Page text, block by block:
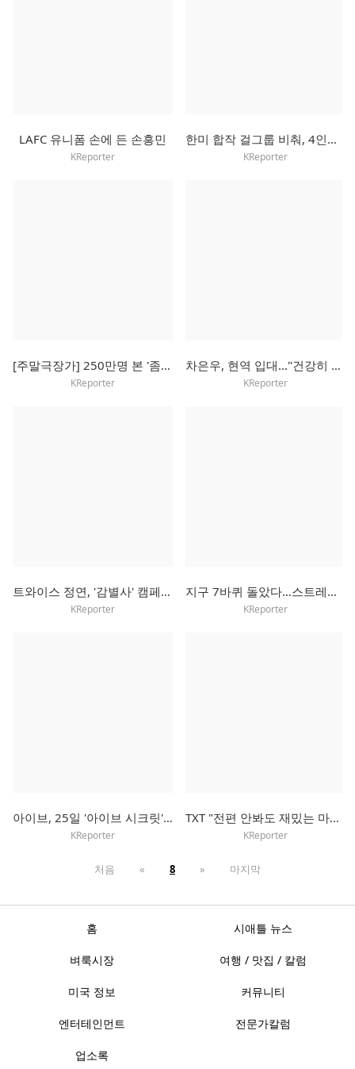
LAFC 유니폼 손에 든 손흥민
KReporter
한미 합작 걸그룹 비춰, 4인조 걸셋으로 새 출발
KReporter
[주말극장가] 250만명 본 '좀비딸', 주말에도 흥행 독주 예고
KReporter
차은우, 현역 입대…"건강히 잘 다녀오겠다"
KReporter
트와이스 정연, '감별사' 캠페인으로 초록우산에 3천만원 기부
KReporter
지구 7바퀴 돌았다…스트레이키즈, 로마서 월드투어 마무리
KReporter
아이브, 25일 '아이브 시크릿'으로 컴백…타이틀곡은 'XOXZ'
KReporter
TXT "전편 안봐도 재밌는 마블 영화처럼…우리 서사에 빠져들길"
KReporter
처음 « 8 » 마지막
홈 시애틀 뉴스
벼룩시장 여행 / 맛집 / 칼럼
미국 정보 커뮤니티
엔터테인먼트 전문가칼럼
업소록